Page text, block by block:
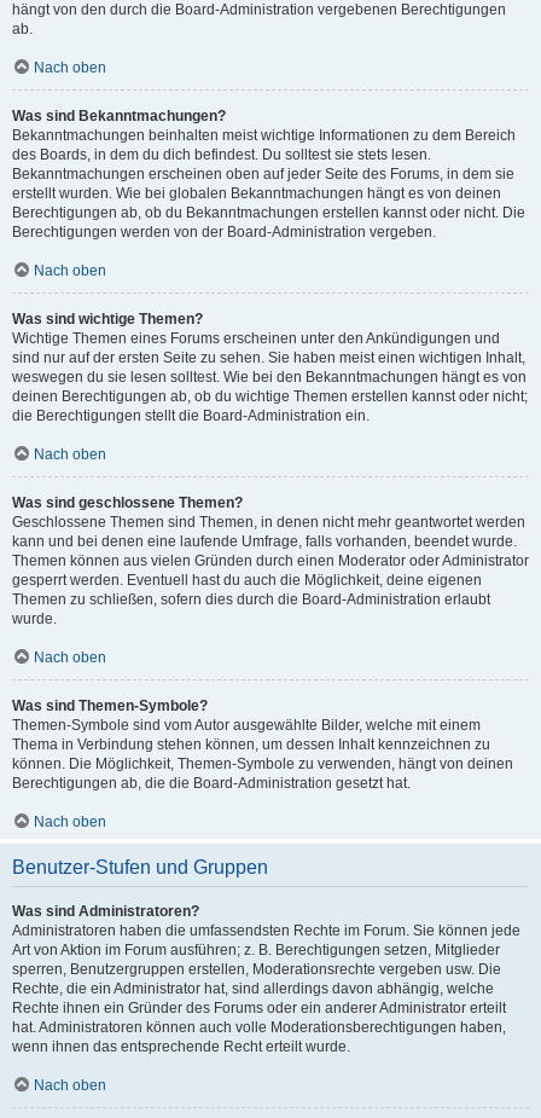
hängt von den durch die Board-Administration vergebenen Berechtigungen
ab.
Nach oben
Was sind Bekanntmachungen?
Bekanntmachungen beinhalten meist wichtige Informationen zu dem Bereich
des Boards, in dem du dich befindest. Du solltest sie stets lesen.
Bekanntmachungen erscheinen oben auf jeder Seite des Forums, in dem sie
erstellt wurden. Wie bei globalen Bekanntmachungen hängt es von deinen
Berechtigungen ab, ob du Bekanntmachungen erstellen kannst oder nicht. Die
Berechtigungen werden von der Board-Administration vergeben.
Nach oben
Was sind wichtige Themen?
Wichtige Themen eines Forums erscheinen unter den Ankündigungen und
sind nur auf der ersten Seite zu sehen. Sie haben meist einen wichtigen Inhalt,
weswegen du sie lesen solltest. Wie bei den Bekanntmachungen hängt es von
deinen Berechtigungen ab, ob du wichtige Themen erstellen kannst oder nicht;
die Berechtigungen stellt die Board-Administration ein.
Nach oben
Was sind geschlossene Themen?
Geschlossene Themen sind Themen, in denen nicht mehr geantwortet werden
kann und bei denen eine laufende Umfrage, falls vorhanden, beendet wurde.
Themen können aus vielen Gründen durch einen Moderator oder Administrator
gesperrt werden. Eventuell hast du auch die Möglichkeit, deine eigenen
Themen zu schließen, sofern dies durch die Board-Administration erlaubt
wurde.
Nach oben
Was sind Themen-Symbole?
Themen-Symbole sind vom Autor ausgewählte Bilder, welche mit einem
Thema in Verbindung stehen können, um dessen Inhalt kennzeichnen zu
können. Die Möglichkeit, Themen-Symbole zu verwenden, hängt von deinen
Berechtigungen ab, die die Board-Administration gesetzt hat.
Nach oben
Benutzer-Stufen und Gruppen
Was sind Administratoren?
Administratoren haben die umfassendsten Rechte im Forum. Sie können jede
Art von Aktion im Forum ausführen; z. B. Berechtigungen setzen, Mitglieder
sperren, Benutzergruppen erstellen, Moderationsrechte vergeben usw. Die
Rechte, die ein Administrator hat, sind allerdings davon abhängig, welche
Rechte ihnen ein Gründer des Forums oder ein anderer Administrator erteilt
hat. Administratoren können auch volle Moderationsberechtigungen haben,
wenn ihnen das entsprechende Recht erteilt wurde.
Nach oben